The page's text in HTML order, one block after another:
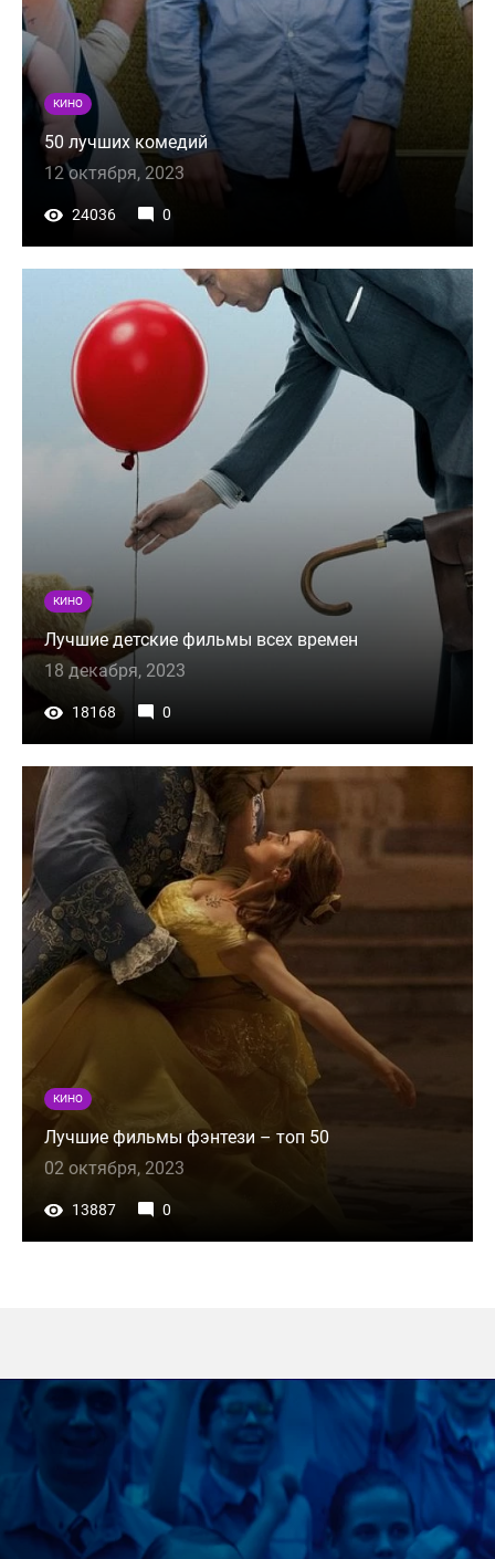
КИНО
50 лучших комедий
12 октября, 2023
24036 0
КИНО
Лучшие детские фильмы всех времен
18 декабря, 2023
18168 0
КИНО
Лучшие фильмы фэнтези – топ 50
02 октября, 2023
13887 0